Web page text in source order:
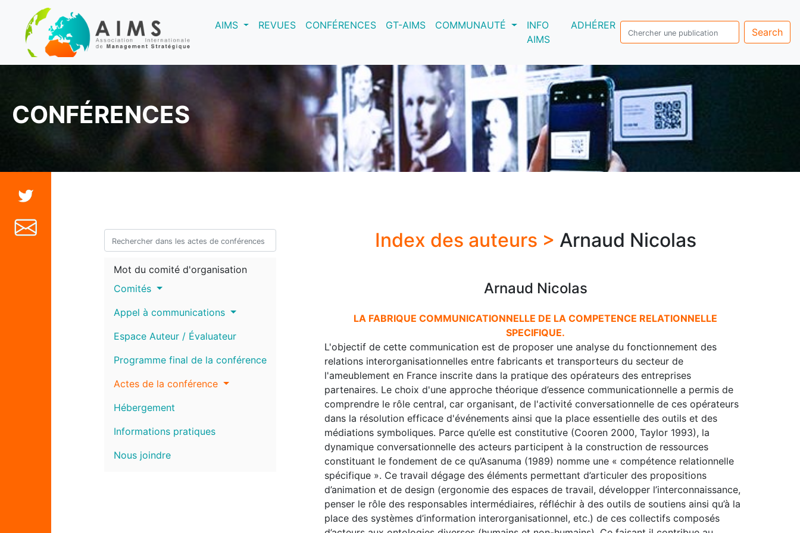
AIMS(current)REVUES CONFÉRENCES GT-AIMS COMMUNAUTÉ
INFO
AIMS
ADHÉRER
Search
CONFÉRENCES
Mot du comité d'organisation
Comités
Appel à communications
Espace Auteur / Évaluateur
Programme final de la conférence
Actes de la conférence
Hébergement
Informations pratiques
Nous joindre
Index des auteurs > Arnaud Nicolas
Arnaud Nicolas
LA FABRIQUE COMMUNICATIONNELLE DE LA COMPETENCE RELATIONNELLE
SPECIFIQUE.
L'objectif de cette communication est de proposer une analyse du fonctionnement des
relations interorganisationnelles entre fabricants et transporteurs du secteur de
l'ameublement en France inscrite dans la pratique des opérateurs des entreprises
partenaires. Le choix d'une approche théorique d’essence communicationnelle a permis de
comprendre le rôle central, car organisant, de l'activité conversationnelle de ces opérateurs
dans la résolution efficace d'événements ainsi que la place essentielle des outils et des
médiations symboliques. Parce qu’elle est constitutive (Cooren 2000, Taylor 1993), la
dynamique conversationnelle des acteurs participent à la construction de ressources
constituant le fondement de ce qu’Asanuma (1989) nomme une « compétence relationnelle
spécifique ». Ce travail dégage des éléments permettant d’articuler des propositions
d’animation et de design (ergonomie des espaces de travail, développer l’interconnaissance,
penser le rôle des responsables intermédiaires, réfléchir à des outils de soutiens ainsi qu’à la
place des systèmes d’information interorganisationnel, etc.) de ces collectifs composés